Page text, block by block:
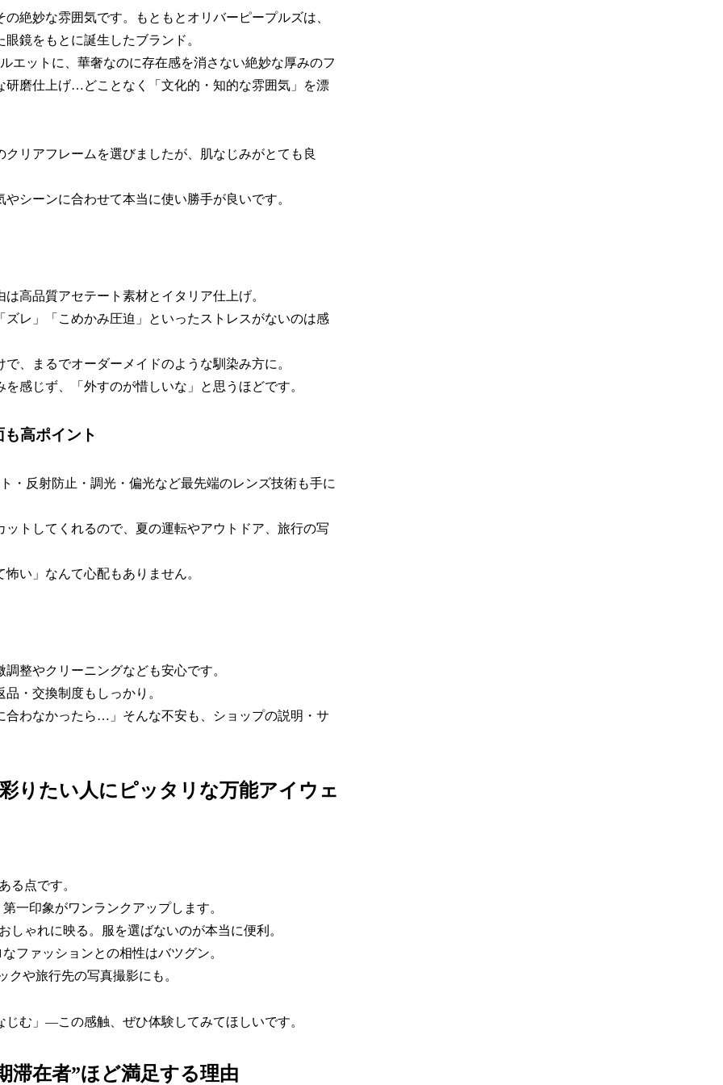
絶妙な雰囲気です。もともとオリバーピープルズは、
鏡をもとに誕生したブランド。
エットに、華奢なのに存在感を消さない絶妙な厚みのフ
磨仕上げ…どことなく「文化的・知的な雰囲気」を漂
リアフレームを選びましたが、肌なじみがとても良
シーンに合わせて本当に使い勝手が良いです。
高品質アセテート素材とイタリア仕上げ。
レ」「こめかみ圧迫」といったストレスがないのは感
、まるでオーダーメイドのような馴染み方に。
感じず、「外すのが惜しいな」と思うほどです。
高ポイント
・反射防止・調光・偏光など最先端のレンズ技術も手に
トしてくれるので、夏の運転やアウトドア、旅行の写
い」なんて心配もありません。
整やクリーニングなども安心です。
・交換制度もしっかり。
わなかったら…」そんな不安も、ショップの説明・サ
りたい人にピッタリな万能アイウェ
る点です。
一印象がワンランクアップします。
ゃれに映る。服を選ばないのが本当に便利。
ファッションとの相性はバツグン。
や旅行先の写真撮影にも。
む」―この感触、ぜひ体験してみてほしいです。
在者”ほど満足する理由